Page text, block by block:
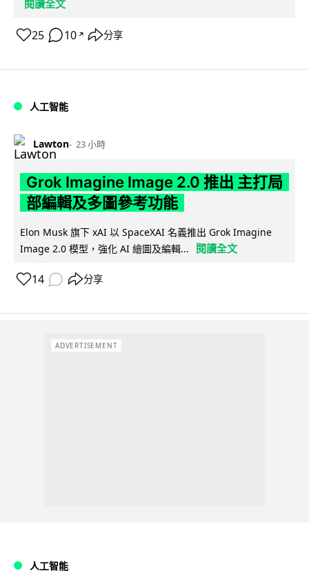
閱讀全文
25 10 ↗ 分享
人工智能
Lawton 23 小時
Grok Imagine Image 2.0 推出 主打局
部編輯及多圖參考功能
Elon Musk 旗下 xAI 以 SpaceXAI 名義推出 Grok Imagine
Image 2.0 模型，強化 AI 繪圖及編輯...
閱讀全文
14 分享
ADVERTISEMENT
人工智能